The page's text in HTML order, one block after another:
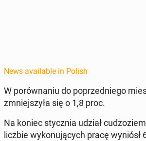
News available in Polish
W porów­na­niu do poprzed­niego
zm­niejszyła się o 1,8 proc.
Na koniec sty­cz­nia udział
liczbie wykonu­ją­cych pracę wyniósł